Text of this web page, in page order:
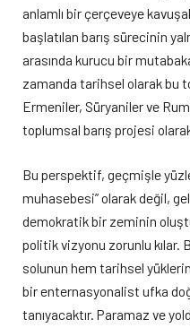
anlamlı bir çerçeveye
başlatılan barış sürecinin
arasında kurucu bir
zamanda tarihsel olarak bu
Ermeniler, Süryaniler ve
toplumsal barış projesi
Bu perspektif, geçmişle
muhasebesi” olarak değil,
demokratik bir zeminin
politik vizyonu zorunlu kılar.
solunun hem tarihsel
bir enternasyonalist ufka
tanıyacaktır. Paramaz ve